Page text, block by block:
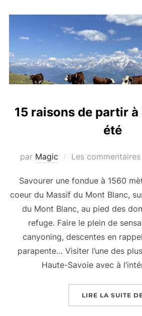
15 raisons de partir
été
par Magic Les
Savourer une fondue à 1560
coeur du Massif du Mont Blanc,
du Mont Blanc, au pied des
refuge. Faire le plein de
canyoning, descentes en
parapente… Visiter l’une des
Haute-Savoie avec à
LIRE LA SUITE